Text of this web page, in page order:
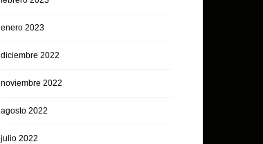
enero 2023
diciembre 2022
noviembre 2022
agosto 2022
julio 2022